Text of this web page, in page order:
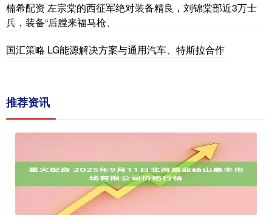
楠希配资 左宗棠的西征军绝对装备精良，刘锦棠部近3万士
兵，装备“后膛来福马枪、
国汇策略 LG能源解决方案与通用汽车、特斯拉合作
推荐资讯